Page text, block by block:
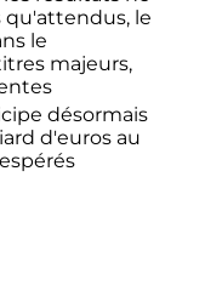
le
le
majeurs,
désormais
d'euros au